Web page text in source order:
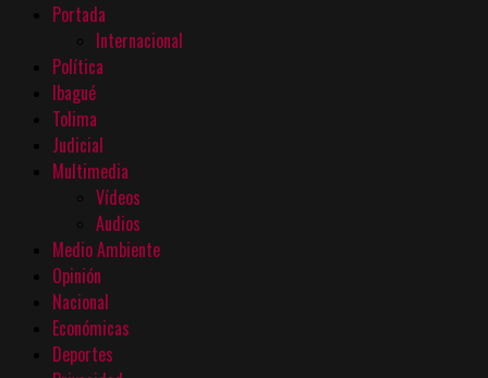
Portada
Internacional
Política
Ibagué
Tolima
Judicial
Multimedia
Vídeos
Audios
Medio Ambiente
Opinión
Nacional
Económicas
Deportes